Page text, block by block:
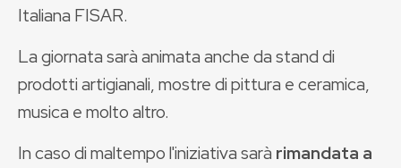
Italiana FISAR.
La giornata sarà animata anche da stand di
prodotti artigianali, mostre di pittura e ceramica,
musica e molto altro.
In caso di maltempo l'iniziativa sarà rimandata a